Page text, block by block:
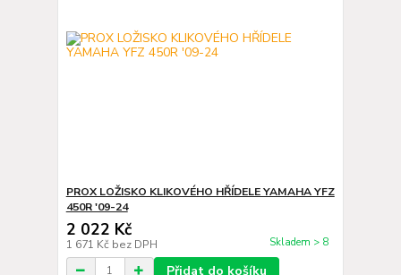
PROX LOŽISKO KLIKOVÉHO HŘÍDELE YAMAHA YFZ
450R '09-24
2 022 Kč
1 671 Kč bez DPH Skladem > 8
Přidat do košíku